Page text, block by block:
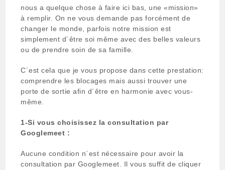
nous a quelque chose à faire ici bas, une «mission»
à remplir. On ne vous demande pas forcément de
changer le monde, parfois notre mission est
simplement d´être soi même avec des belles valeurs
ou de prendre soin de sa famille.
C´est cela que je vous propose dans cette prestation:
comprendre les blocages mais aussi trouver une
porte de sortie afin d´être en harmonie avec vous-
même.
1-Si vous choisissez la consultation par
Googlemeet :
Aucune condition n´est nécessaire pour avoir la
consultation par Googlemeet. Il vous suffit de cliquer